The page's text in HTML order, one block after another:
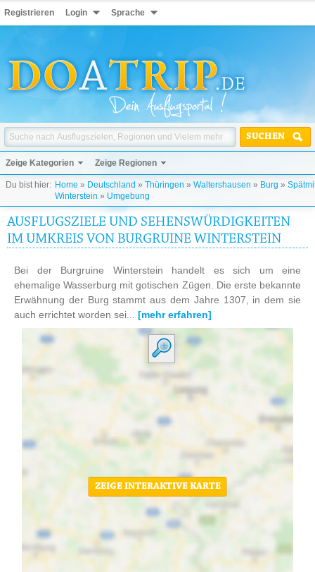
Registrieren Login Sprache
SUCHEN
Zeige Kategorien Zeige Regionen
Du bist hier: Home » Deutschland » Thüringen » Waltershausen » Burg »
Winterstein » Umgebung
AUSFLUGSZIELE UND SEHENSWÜRDIGKEITEN
IM UMKREIS VON BURGRUINE WINTERSTEIN
Bei der Burgruine Winterstein handelt es sich um eine
ehemalige Wasserburg mit gotischen Zügen. Die erste bekannte
Erwähnung der Burg stammt aus dem Jahre 1307, in dem sie
auch errichtet worden sei... [mehr erfahren]
ZEIGE INTERAKTIVE KARTE